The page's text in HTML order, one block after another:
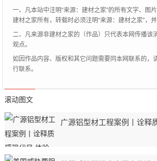
一、凡本站中注明“来源：建材之家”的所有文字、图
建材之家所有，转载时必须注明“来源：建材之家”，
二、凡来源非建材之家的（作品）只代表本网传播该
观点。
如因作品内容、版权和其它问题需要同本网联系的，
行联系。
滚动图文
广源铝型材工程案例丨诠释